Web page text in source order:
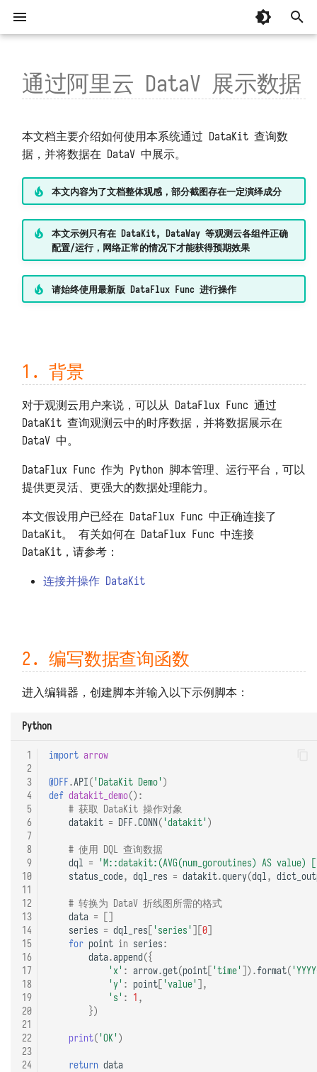
快速开始
部署和维护
系统要求
国产操作系统兼容性
配置文件
升级和重启
重置管理员密码
管理员工具
系统指标和任务记录
基准性能测试
卸载
界面和操作
整体
开发模块
脚本开发
基本概念
编写并调用函数
API 认证
连接器订阅
安装第三方包
打印日志 print
导出函数 DFF.API
连接器对象 DFF.CONN
任务上下文 DFF.CTX
响应数据 DFF.RESP
响应文件 DFF.RESP_FILE
SQL 构造 DFF.SQL
资源路径 DFF.RSRC
故障排查
忘记安装目录
安装部署时脚本中断
安装后占据大量主机磁盘
函数执行超时
函数执行无响应
代码无法访问特定域名
外网无法访问本系统
函数执行发生 TaskTimeout
MySQL 发生 ERROR 2026 错误
MCP 编程
MCP 函数
Sidecar
等保 FAQ
AI 辅助编程
从 OpenCode 接入并实现建站
从 Codex 接入并实现建站
有关「监控器」常见问题
掌握「监控器」日志
掌握「消息发送」日志
掌握「安全检测」日志
监控器模板中的函数
监控器、短信、语音计量详解
监控器自动暂停
1. 背景
2. 编写数据查询函数
3. 发布脚本
4. 配置函数 API
5. 在 DataV 中配置连接器
6. 在 DataV 中查看大屏
以往版本 DataFlux Func 7.x
DataFlux Func 6.x
DataFlux Func 3.x
DataFlux Func 1.x
附属版 Func 版本对照表
版本兼容性说明
下载旧版
起步
基础
基础补充
内置库
第三方库
代码片段参考
通过阿里云 DataV 展示数据
本文档主要介绍如何使用本系统通过 DataKit 查询数
据，并将数据在 DataV 中展示。
本文内容为了文档整体观感，部分截图存在一定演绎成分
本文示例只有在 DataKit, DataWay 等观测云各组件正确
配置/运行，网络正常的情况下才能获得预期效果
请始终使用最新版 DataFlux Func 进行操作
1. 背景
对于观测云用户来说，可以从 DataFlux Func 通过
DataKit 查询观测云中的时序数据，并将数据展示在
DataV 中。
DataFlux Func 作为 Python 脚本管理、运行平台，可以
提供更灵活、更强大的数据处理能力。
本文假设用户已经在 DataFlux Func 中正确连接了
DataKit。 有关如何在 DataFlux Func 中连接
DataKit，请参考：
连接并操作 DataKit
2. 编写数据查询函数
进入编辑器，创建脚本并输入以下示例脚本：
Python
1
2
3
4
5
6
7
8
9
10
11
12
13
14
15
16
17
18
19
20
21
22
23
24
import arrow
@DFF.API( 'DataKit Demo' )
def datakit_demo():
# 获取 DataKit 操作对象
datakit = DFF.CONN ( 'datakit' )
# 使用 DQL 查询数据
dql =
'M::datakit:(AVG(num_goroutines) AS
status_code, dql_res = datakit.query(dql,
# 转换为 DataV 折线图所需的格式
data =
series = dql_res 'series' 0
for point in series:
data.append ({
'x' : arrow.get(point 'time' ]) .format(
'y' : point 'value'
],
's' : 1 ,
})
print( 'OK' )
return data